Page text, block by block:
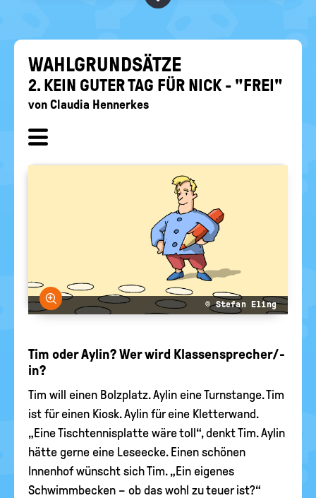
politische
WAHL­GRUND­SÄT­ZE
2. KEIN GUTER TAG FÜR NICK - "FREI"
von Claudia Hennerkes
ein-/
Bild vergrößern
© Stefan Eling
Tim oder Aylin? Wer wird Klassensprecher/-
in?
Tim will einen Bolzplatz. Aylin eine Turnstange. Tim
ist für einen Kiosk. Aylin für eine Kletterwand.
„Eine Tischtennisplatte wäre toll“, denkt Tim. Aylin
hätte gerne eine Leseecke. Einen schönen
Innenhof wünscht sich Tim. „Ein eigenes
Schwimmbecken – ob das wohl zu teuer ist?“